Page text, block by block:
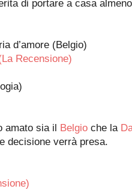
di portare a casa
d’amore (Belgio)
Recensione)
amato sia il Belgio che la
decisione verrà presa.